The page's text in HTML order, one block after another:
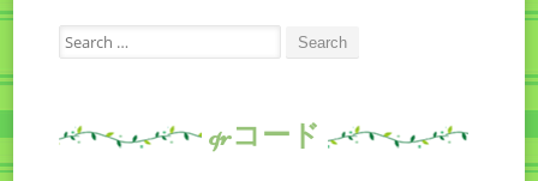
Search
for:
qrコード